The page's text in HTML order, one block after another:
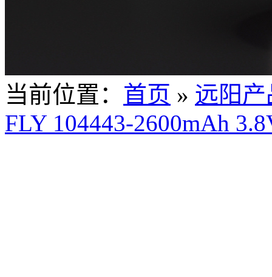
当前位置： 首页 » 远阳
FLY 104443-2600mAh